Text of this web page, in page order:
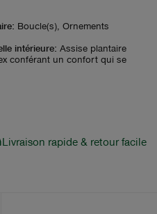
: Boucle(s), Ornements
intérieure: Assise plantaire
conférant un confort qui se
Livraison rapide & retour facile